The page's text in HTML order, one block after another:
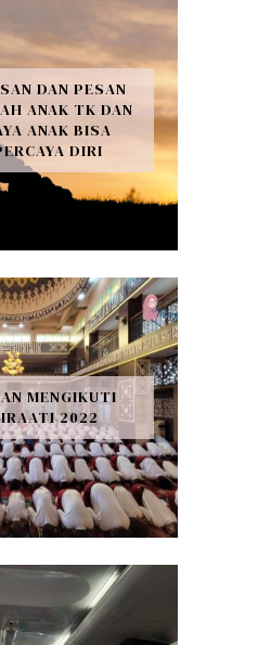
DAN PESAN
ANAK TK DAN
ANAK BISA
DIRI
MENGIKUTI
2022